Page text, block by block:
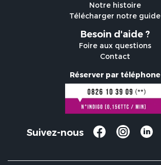
Notre histoire
Télécharger notre guide
Besoin d'aide ?
Foire aux questions
Contact
Réserver par téléphone
Suivez-nous